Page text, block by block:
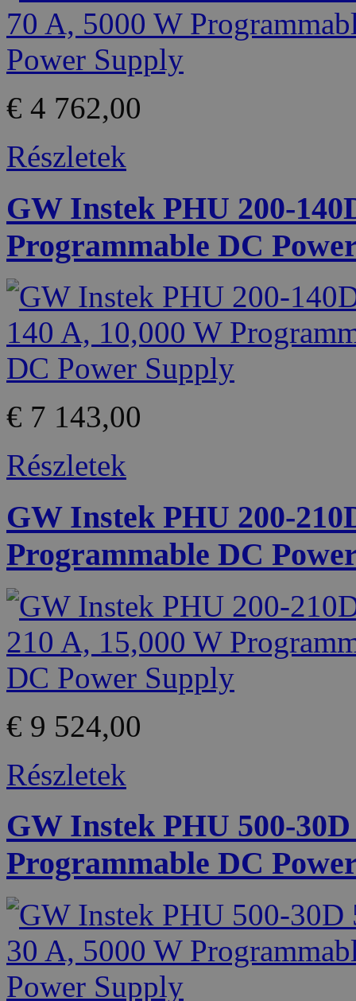
€ 4 762,00
Részletek
GW Instek PHU 200-
Programmable DC
€ 7 143,00
Részletek
GW Instek PHU 200-
Programmable DC
€ 9 524,00
Részletek
GW Instek PHU 500-
Programmable DC